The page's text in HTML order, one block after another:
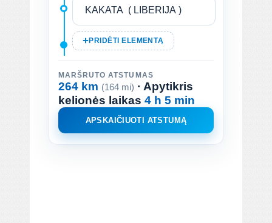
PRIDĖTI ELEMENTĄ
MARŠRUTO ATSTUMAS
264 km (164 mi) · Apytikris
kelionės laikas 4 h 5 min
APSKAIČIUOTI ATSTUMĄ